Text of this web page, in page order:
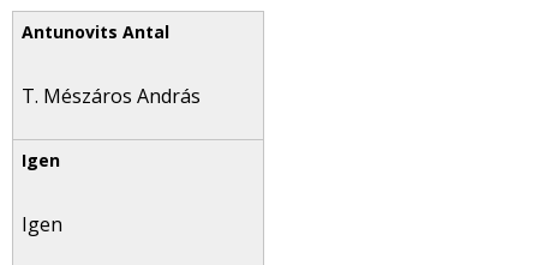
T. Mészáros András
Igen